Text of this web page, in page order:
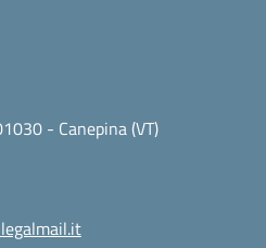
- Canepina (VT)